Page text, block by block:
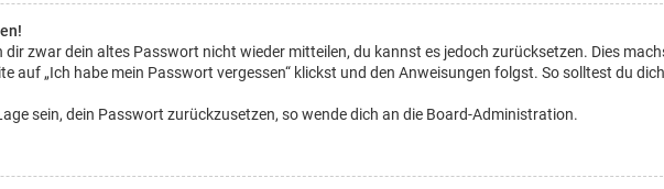
dir zwar dein altes Passwort nicht wieder mitteilen, du kannst es jedoch zurücksetzen. Dies
auf „Ich habe mein Passwort vergessen“ klickst und den Anweisungen folgst. So solltest du dich
sein, dein Passwort zurückzusetzen, so wende dich an die Board-Administration.